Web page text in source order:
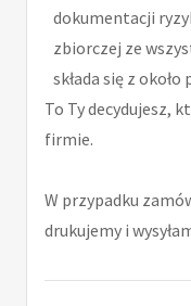
dokumentacji
zbiorczej ze
składa się z
To Ty decydujesz,
firmie.
W przypadku
drukujemy i